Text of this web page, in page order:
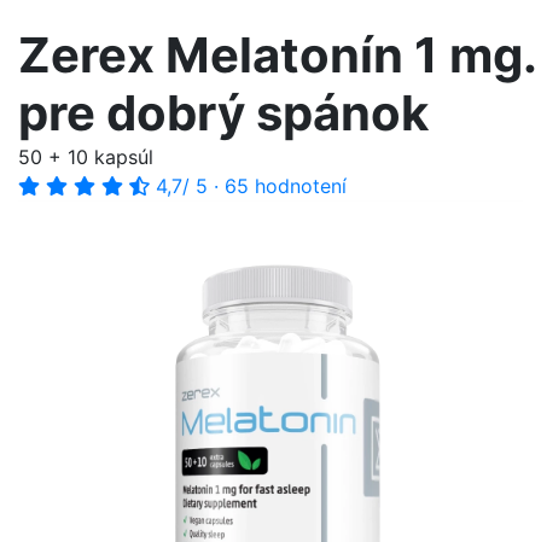
Zerex Melatonín 1 mg.
pre dobrý spánok
50 + 10 kapsúl
4,7/ 5 · 65 hodnotení